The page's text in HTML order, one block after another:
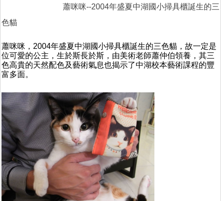
蕭咪咪--2004年盛夏中湖國小掃具櫃誕生的三
色貓
蕭咪咪，2004年盛夏中湖國小掃具櫃誕生的三色貓，故一定是
位可愛的公主，生於斯長於斯，由美術老師蕭仲伯領養，其三
色高貴的天然配色及藝術氣息也揭示了中湖校本藝術課程的豐
富多面。